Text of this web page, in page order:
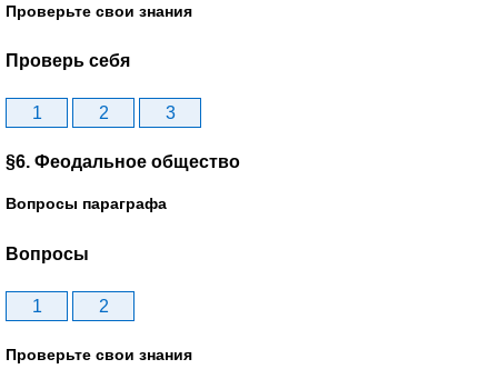
Проверьте свои знания
Проверь себя
1 2 3
§6. Феодальное общество
Вопросы параграфа
Вопросы
1 2
Проверьте свои знания